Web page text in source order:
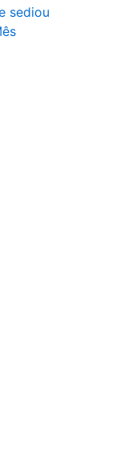
sediou